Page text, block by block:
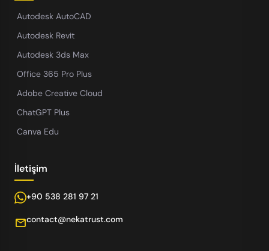
Autodesk AutoCAD
Autodesk Revit
Autodesk 3ds Max
Office 365 Pro Plus
Adobe Creative Cloud
ChatGPT Plus
Canva Edu
İletişim
+90 538 281 97 21
mailcontact@nekatrust.com